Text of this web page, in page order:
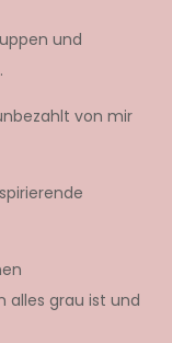
und
von mir
alles grau ist und